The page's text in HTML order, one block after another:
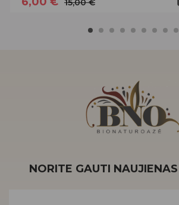
15,00 €
NORITE GAUTI